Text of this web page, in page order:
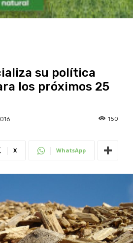
su política
los próximos 25
150
X WhatsApp